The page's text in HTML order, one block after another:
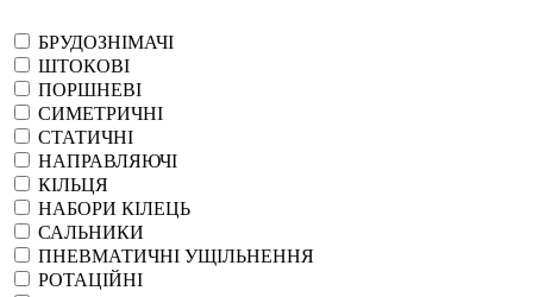
БРУДОЗНІМАЧІ
ШТОКОВІ
ПОРШНЕВІ
СИМЕТРИЧНІ
СТАТИЧНІ
НАПРАВЛЯЮЧІ
КІЛЬЦЯ
НАБОРИ КІЛЕЦЬ
САЛЬНИКИ
ПНЕВМАТИЧНІ УЩІЛЬНЕННЯ
РОТАЦІЙНІ